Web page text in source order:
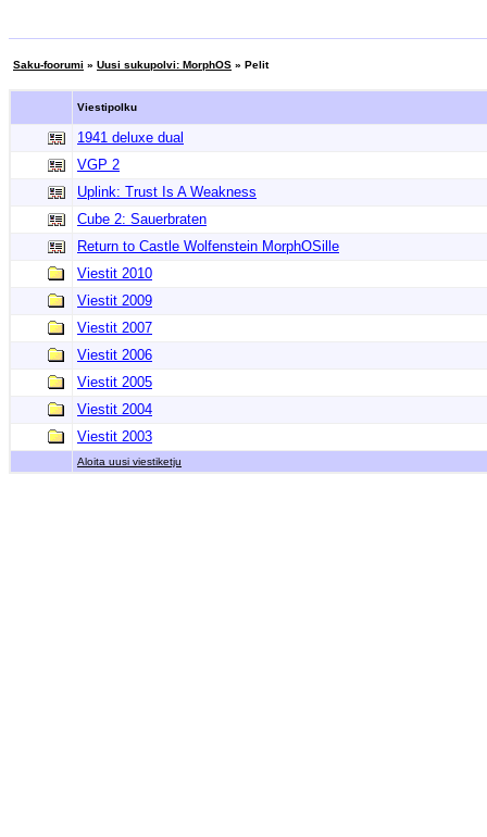
Saku-foorumi » Uusi sukupolvi: MorphOS » Pelit
Viestipolku
1941 deluxe dual
VGP 2
Uplink: Trust Is A Weakness
Cube 2: Sauerbraten
Return to Castle Wolfenstein MorphOSille
Viestit 2010
Viestit 2009
Viestit 2007
Viestit 2006
Viestit 2005
Viestit 2004
Viestit 2003
Aloita uusi viestiketju